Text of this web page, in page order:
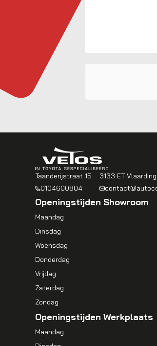
Taanderijstraat 15
3133 ET
0104600804
Openingstijden Showroom
Maandag
Dinsdag
Woensdag
Donderdag
Vrijdag
Zaterdag
Zondag
Openingstijden Werkplaats
Maandag